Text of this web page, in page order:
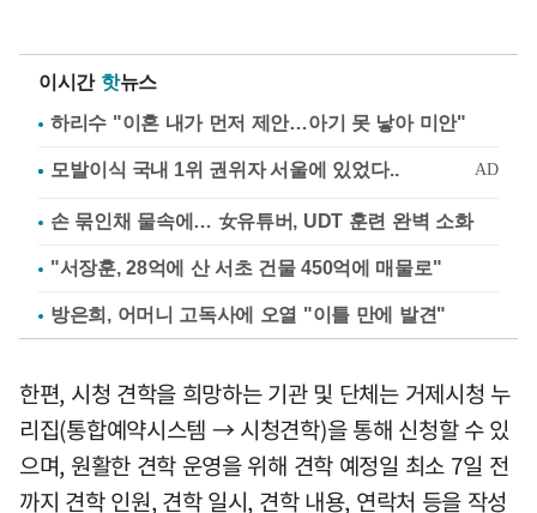
이시간 핫뉴스
하리수 "이혼 내가 먼저 제안…아기 못 낳아 미안"
손 묶인채 물속에… 女유튜버, UDT 훈련 완벽 소화
"서장훈, 28억에 산 서초 건물 450억에 매물로"
방은희, 어머니 고독사에 오열 "이틀 만에 발견"
한편, 시청 견학을 희망하는 기관 및 단체는 거제시청 누
리집(통합예약시스템 → 시청견학)을 통해 신청할 수 있
으며, 원활한 견학 운영을 위해 견학 예정일 최소 7일 전
까지 견학 인원, 견학 일시, 견학 내용, 연락처 등을 작성